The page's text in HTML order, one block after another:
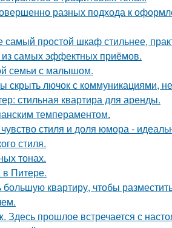
разных подхода к
простой шкаф стильнее,
из самых эффектных приёмов.
семьи с малышом.
скрыть лючок с коммуникациями,
стильная квартира для аренды.
темпераментом.
стиля и доля юмора -
стиля.
тонах.
Питере.
квартиру, чтобы
прошлое встречается с